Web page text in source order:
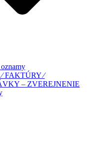
FAKTÚRY ⁄
– ZVEREJNENIE